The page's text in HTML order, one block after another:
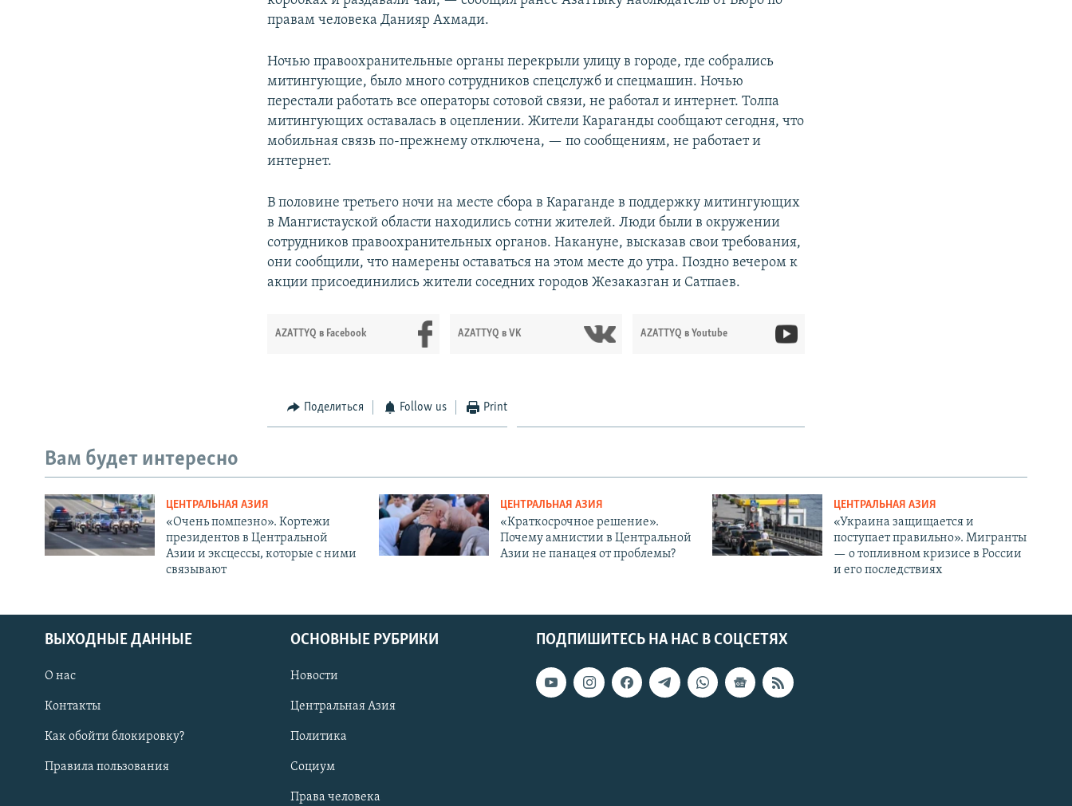
правам человека Данияр Ахмади.
Ночью правоохранительные органы перекрыли улицу в городе, где собрались
митингующие, было много сотрудников спецслужб и спецмашин. Ночью
перестали работать все операторы сотовой связи, не работал и интернет. Толпа
митингующих оставалась в оцеплении. Жители Караганды сообщают сегодня, что
мобильная связь по-прежнему отключена, — по сообщениям, не работает и
интернет.
В половине третьего ночи на месте сбора в Караганде в поддержку митингующих
в Мангистауской области находились сотни жителей. Люди были в окружении
сотрудников правоохранительных органов. Накануне, высказав свои требования,
они сообщили, что намерены оставаться на этом месте до утра. Поздно вечером к
акции присоединились жители соседних городов Жезаказган и Сатпаев.
AZATTYQ в Facebook AZATTYQ в VK AZATTYQ в Youtube
Поделиться Follow us Print
Вам будет интересно
ЦЕНТРАЛЬНАЯ АЗИЯ
«Очень помпезно». Кортежи
президентов в Центральной
Азии и эксцессы, которые с ними
связывают
ЦЕНТРАЛЬНАЯ АЗИЯ
«Краткосрочное решение».
Почему амнистии в Центральной
Азии не панацея от проблемы?
ЦЕНТРАЛЬНАЯ АЗИЯ
«Украина защищается и
поступает правильно». Мигранты
— о топливном кризисе в России
и его последствиях
ПОДПИШИТЕСЬ НА НАС В СОЦСЕТЯХ
ВЫХОДНЫЕ ДАННЫЕ
О нас
Контакты
Как обойти блокировку?
Правила пользования
ОСНОВНЫЕ РУБРИКИ
Новости
Центральная Азия
Политика
Социум
Права человека